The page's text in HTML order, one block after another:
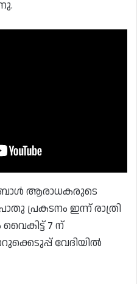
ആരാധകരുടെ
പ്രകടനം ഇന്ന് രാത്രി
7 ന്
വേദിയിൽ